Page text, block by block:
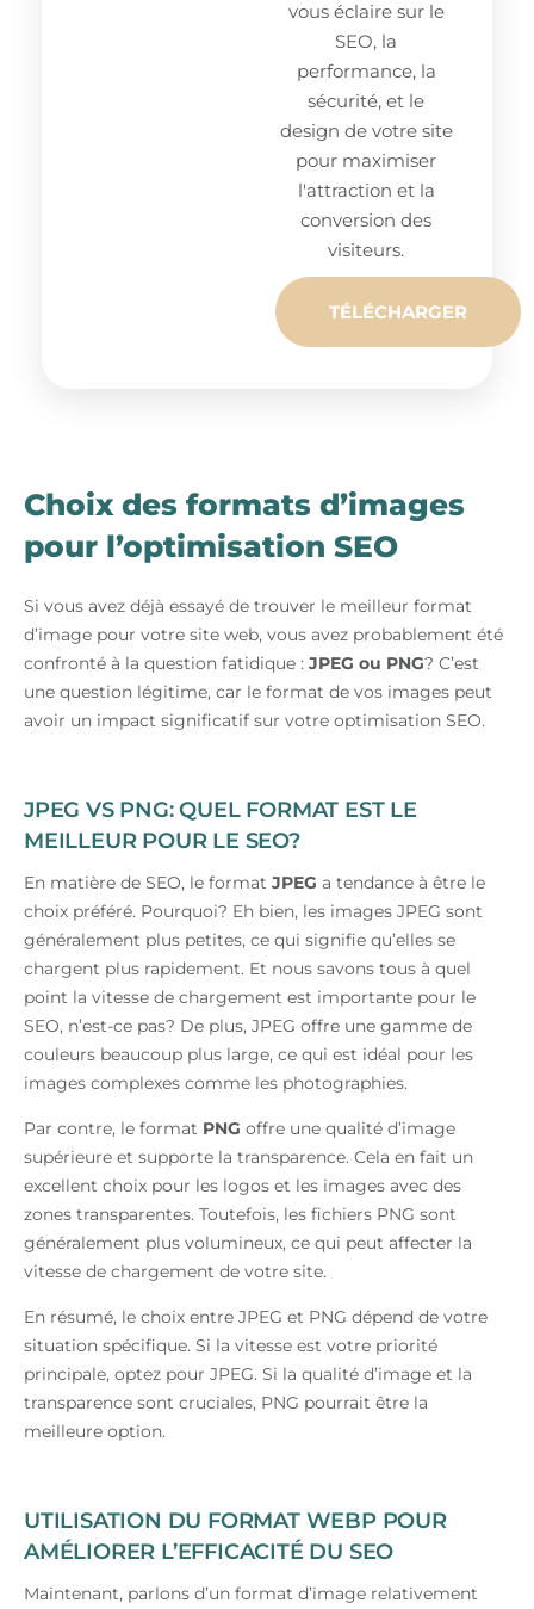
vous éclaire sur le
SEO, la
performance, la
sécurité, et le
design de votre site
pour maximiser
l'attraction et la
conversion des
visiteurs.
TÉLÉCHARGER
Choix des formats d’images
pour l’optimisation SEO
Si vous avez déjà essayé de trouver le meilleur format
d’image pour votre site web, vous avez probablement été
confronté à la question fatidique : JPEG ou PNG? C’est
une question légitime, car le format de vos images peut
avoir un impact significatif sur votre optimisation SEO.
JPEG VS PNG: QUEL FORMAT EST LE
MEILLEUR POUR LE SEO?
En matière de SEO, le format JPEG a tendance à être le
choix préféré. Pourquoi? Eh bien, les images JPEG sont
généralement plus petites, ce qui signifie qu’elles se
chargent plus rapidement. Et nous savons tous à quel
point la vitesse de chargement est importante pour le
SEO, n’est-ce pas? De plus, JPEG offre une gamme de
couleurs beaucoup plus large, ce qui est idéal pour les
images complexes comme les photographies.
Par contre, le format PNG offre une qualité d’image
supérieure et supporte la transparence. Cela en fait un
excellent choix pour les logos et les images avec des
zones transparentes. Toutefois, les fichiers PNG sont
généralement plus volumineux, ce qui peut affecter la
vitesse de chargement de votre site.
En résumé, le choix entre JPEG et PNG dépend de votre
situation spécifique. Si la vitesse est votre priorité
principale, optez pour JPEG. Si la qualité d’image et la
transparence sont cruciales, PNG pourrait être la
meilleure option.
UTILISATION DU FORMAT WEBP POUR
AMÉLIORER L’EFFICACITÉ DU SEO
Maintenant, parlons d’un format d’image relativement